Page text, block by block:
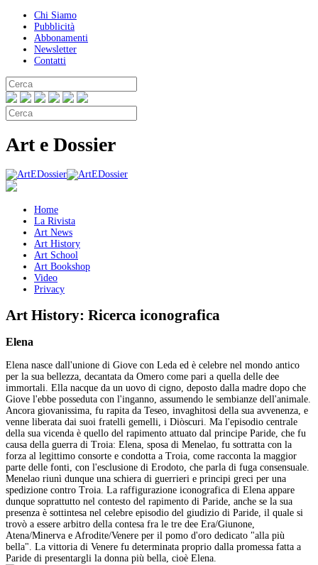
Chi Siamo
Pubblicità
Abbonamenti
Newsletter
Contatti
Art e Dossier
Home
La Rivista
Art News
Art History
Art School
Art Bookshop
Video
Privacy
Art History: Ricerca iconografica
Elena
Elena nasce dall'unione di Giove con Leda ed è celebre nel mondo antico
per la sua bellezza, decantata da Omero come pari a quella delle dee
immortali. Ella nacque da un uovo di cigno, deposto dalla madre dopo che
Giove l'ebbe posseduta con l'inganno, assumendo le sembianze dell'animale.
Ancora giovanissima, fu rapita da Teseo, invaghitosi della sua avvenenza, e
venne liberata dai suoi fratelli gemelli, i Diòscuri. Ma l'episodio centrale
della sua vicenda è quello del rapimento attuato dal principe Paride, che fu
causa della guerra di Troia: Elena, sposa di Menelao, fu sottratta con la
forza al legittimo consorte e condotta a Troia, come racconta la maggior
parte delle fonti, con l'esclusione di Erodoto, che parla di fuga consensuale.
Menelao riunì dunque una schiera di guerrieri e principi greci per una
spedizione contro Troia. La raffigurazione iconografica di Elena appare
dunque soprattutto nel contesto del rapimento di Paride, anche se la sua
presenza è sottintesa nel celebre episodio del giudizio di Paride, il quale si
trovò a essere arbitro della contesa fra le tre dee Era/Giunone,
Atena/Minerva e Afrodite/Venere per il pomo d'oro dedicato "alla più
bella". La vittoria di Venere fu determinata proprio dalla promessa fatta a
Paride di presentargli la donna più bella, cioè Elena.